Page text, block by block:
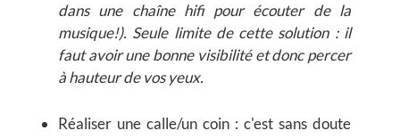
dans une chaîne hifi pour écouter de la
musique!). Seule limite de cette solution : il
faut avoir une bonne visibilité et donc percer
à hauteur de vos yeux.
Réaliser une calle/un coin : c'est sans doute